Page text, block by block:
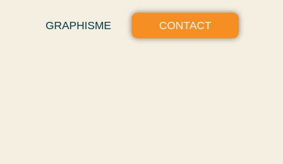
GRAPHISME CONTACT